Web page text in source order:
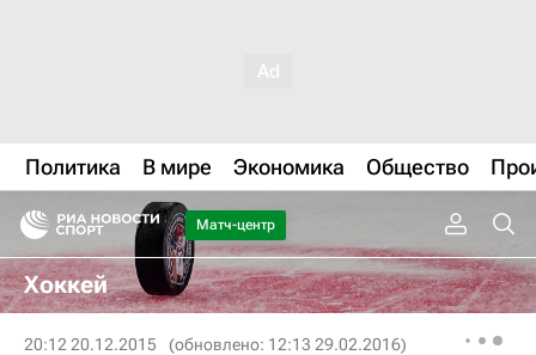
Политика В мире Экономика Общество
Матч-центр
Хоккей
20:12 20.12.2015 (обновлено: 12:13 29.02.2016)